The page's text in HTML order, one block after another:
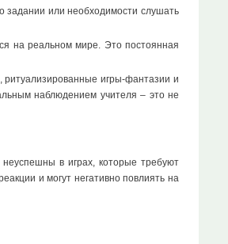
задании или необходимости слушать
на реальном мире. Это постоянная
ритуализированные игры-фантазии и
наблюдением учителя – это не
в играх, которые требуют
и могут негативно повлиять на